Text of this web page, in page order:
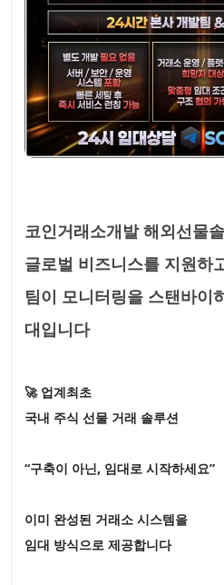
코인거래소개발 해외선물
글로벌 비즈니스를 지원하
팀이 모니터링을 스탠바이
대입니다
🚀 업계최초
국내 주식 선물 거래 솔루션
“구축이 아닌, 임대로 시작하세요”
이미 완성된 거래소 시스템을
임대 방식으로 제공합니다